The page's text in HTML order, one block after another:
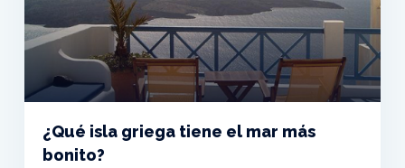
¿Qué isla griega tiene el mar más
bonito?